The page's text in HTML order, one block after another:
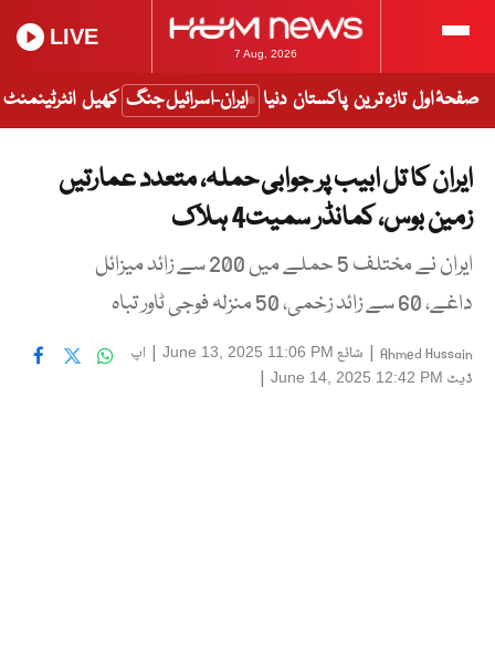
7 Aug, 2026
LIVE
صفحۂ اول تازہ ترین پاکستان دنیا ایران-اسرائیل جنگ کھیل انٹرٹینمنٹ
ایران کا تل ابیب پر جوابی حملہ، متعدد عمارتیں
زمین بوس، کمانڈر سمیت4 ہلاک
ایران نے مختلف 5 حملے میں 200 سے زائد میزائل
داغے، 60 سے زائد زخمی، 50 منزلہ فوجی ٹاور تباہ
Ahmed Hussain
| شائع June 13, 2025 11:06 PM
| اپ
ڈیٹ June 14, 2025 12:42 PM
|